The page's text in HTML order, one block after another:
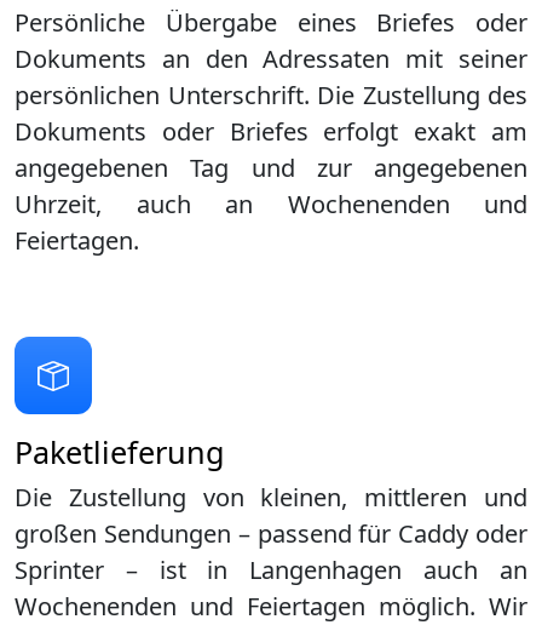
Persönliche Übergabe eines Briefes oder
Dokuments an den Adressaten mit seiner
persönlichen Unterschrift. Die Zustellung des
Dokuments oder Briefes erfolgt exakt am
angegebenen Tag und zur angegebenen
Uhrzeit, auch an Wochenenden und
Feiertagen.
Paketlieferung
Die Zustellung von kleinen, mittleren und
großen Sendungen – passend für Caddy oder
Sprinter – ist in Langenhagen auch an
Wochenenden und Feiertagen möglich. Wir